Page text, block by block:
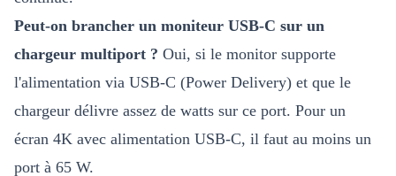
Peut-on brancher un moniteur USB-C sur un
chargeur multiport ? Oui, si le monitor supporte
l'alimentation via USB-C (Power Delivery) et que le
chargeur délivre assez de watts sur ce port. Pour un
écran 4K avec alimentation USB-C, il faut au moins un
port à 65 W.